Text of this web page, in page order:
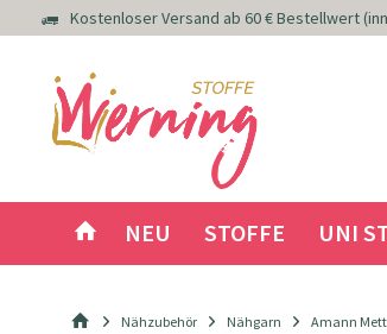
Kostenloser Versand ab 60 € Bestellwert
NEU STOFFE UNI
Nähzubehör Nähgarn Amann